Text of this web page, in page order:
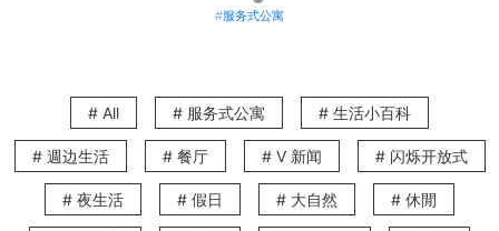
意烹饪自己喜欢的佳肴，并随时随地洗衣服，就像他们在家里一样。与此同时，他们
用餐。此外，即便是有提供洗衣服务，洗任何衣物都需要支付额外的费用。
2. 融入本地生活
撇除家私和设施的分别，生活在服务式公寓的主要吸引力是和当地人一样体验城市生
活！住在服务式住宅里的客人身处一个真正的本地社区，比起远离社区身处酒店中的
#服务式公寓
# All # 服务式公寓 # 生活小百科
# 週边生活 # 餐厅 # V 新闻 # 闪烁开放式
# 夜生活 # 假日 # 大自然 # 休閒